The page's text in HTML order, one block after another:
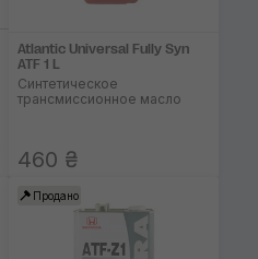
Atlantic Universal Fully Syn
ATF 1 L
Синтетическое
трансмиссионное масло
460 ₴
Продано